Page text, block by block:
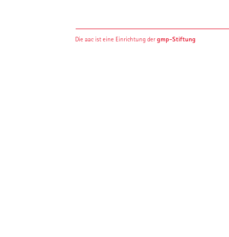
Die aac ist eine Einrichtung dergmp-Stiftung